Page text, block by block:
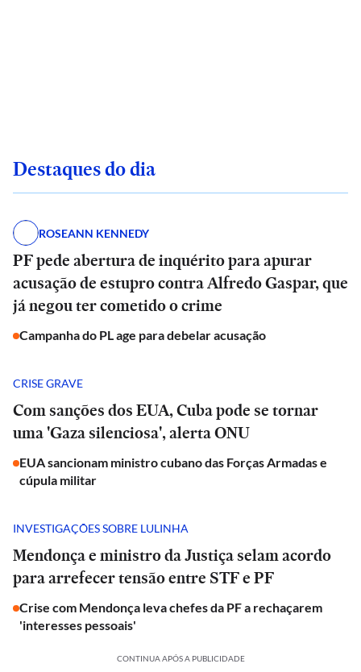
Destaques do dia
ROSEANN KENNEDY
PF pede abertura de inquérito para apurar
acusação de estupro contra Alfredo Gaspar, que
já negou ter cometido o crime
Campanha do PL age para debelar acusação
CRISE GRAVE
Com sanções dos EUA, Cuba pode se tornar
uma 'Gaza silenciosa', alerta ONU
EUA sancionam ministro cubano das Forças Armadas e
cúpula militar
INVESTIGAÇÕES SOBRE LULINHA
Mendonça e ministro da Justiça selam acordo
para arrefecer tensão entre STF e PF
Crise com Mendonça leva chefes da PF a rechaçarem
'interesses pessoais'
CONTINUA APÓS A PUBLICIDADE